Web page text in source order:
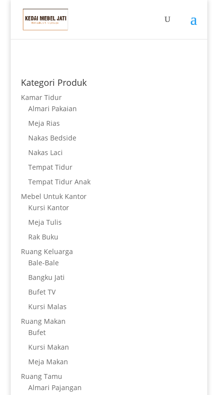
Kategori Produk
Kamar Tidur
Almari Pakaian
Meja Rias
Nakas Bedside
Nakas Laci
Tempat Tidur
Tempat Tidur Anak
Mebel Untuk Kantor
Kursi Kantor
Meja Tulis
Rak Buku
Ruang Keluarga
Bale-Bale
Bangku Jati
Bufet TV
Kursi Malas
Ruang Makan
Bufet
Kursi Makan
Meja Makan
Ruang Tamu
Almari Pajangan